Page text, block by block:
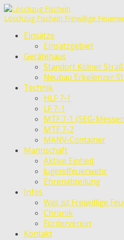
Löschzug Fischeln Freiwillige
Einsätze
Einsatzgebiet
Gerätehaus
Standort Kölner
Neubau Erkelenzer
Technik
HLF 7-1
LF 7-1
MTF 7-1 (SEG-
MTF 7-2
MANV-Container
Mannschaft
Aktive Einheit
Jugendfeuerwehr
Ehrenabteilung
Infos
Was ist Freiwillige
Chronik
Förderverein
Kontakt